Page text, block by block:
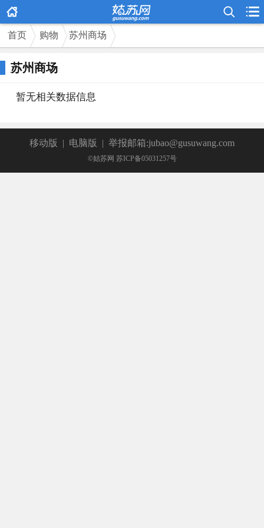
  
首页 购物 苏州商场
苏州商场
暂无相关数据信息
移动版 | 电脑版 | 举报邮箱:jubao@gusuwang.com
©姑苏网 苏ICP备05031257号